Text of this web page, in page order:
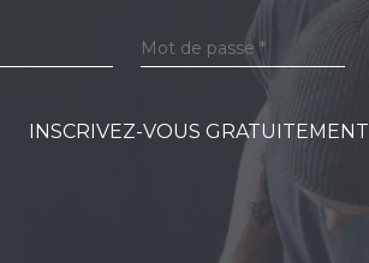
INSCRIVEZ-VOUS GRATUITEMENT